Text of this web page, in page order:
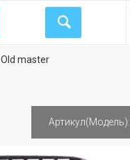
Old master
Артикул(Модель):